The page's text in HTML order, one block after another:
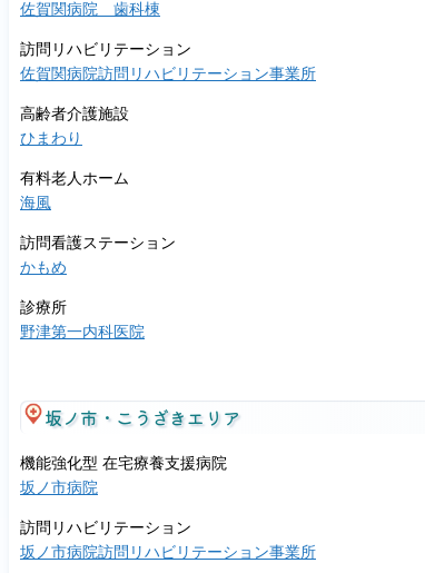
佐賀関病院 歯科棟
訪問リハビリテーション
佐賀関病院訪問リハビリテーション事業所
高齢者介護施設
ひまわり
有料老人ホーム
海風
訪問看護ステーション
かもめ
診療所
野津第一内科医院
坂ノ市・こうざきエリア
機能強化型 在宅療養支援病院
坂ノ市病院
訪問リハビリテーション
坂ノ市病院訪問リハビリテーション事業所